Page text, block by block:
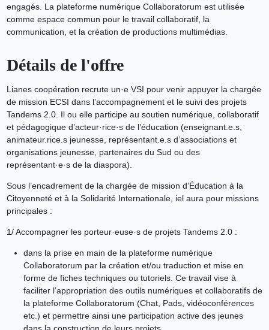
engagés. La plateforme numérique Collaboratorum est utilisée
comme espace commun pour le travail collaboratif, la
communication, et la création de productions multimédias.
Détails de l'offre
Lianes coopération recrute un·e VSI pour venir appuyer la chargée
de mission ECSI dans l’accompagnement et le suivi des projets
Tandems 2.0. Il ou elle participe au soutien numérique, collaboratif
et pédagogique d’acteur·rice·s de l’éducation (enseignant.e.s,
animateur.rice.s jeunesse, représentant.e.s d’associations et
organisations jeunesse, partenaires du Sud ou des
représentant·e·s de la diaspora).
Sous l’encadrement de la chargée de mission d’Éducation à la
Citoyenneté et à la Solidarité Internationale, iel aura pour missions
principales :
1/ Accompagner les porteur·euse·s de projets Tandems 2.0 :
dans la prise en main de la plateforme numérique
Collaboratorum par la création et/ou traduction et mise en
forme de fiches techniques ou tutoriels. Ce travail vise à
faciliter l’appropriation des outils numériques et collaboratifs de
la plateforme Collaboratorum (Chat, Pads, vidéoconférences
etc.) et permettre ainsi une participation active des jeunes